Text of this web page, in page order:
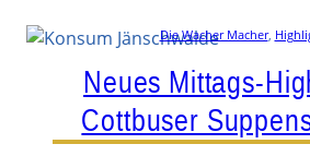
Die Wacher Macher,
Neues Mittags-
Cottbuser